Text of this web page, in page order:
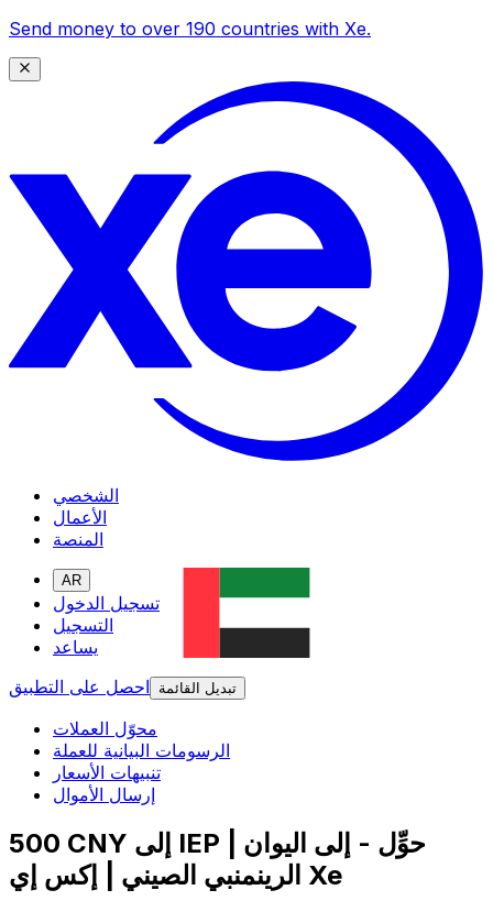
Send money to over 190 countries with Xe.
الشخصي
الأعمال
المنصة
AR
تسجيل الدخول
التسجيل
يساعد
احصل على التطبيق
تبديل القائمة
محوّل العملات
الرسومات البيانية للعملة
تنبيهات الأسعار
إرسال الأموال
500 CNY إلى IEP | حوِّل - إلى اليوان
الرينمنبي الصيني | إكس إي Xe